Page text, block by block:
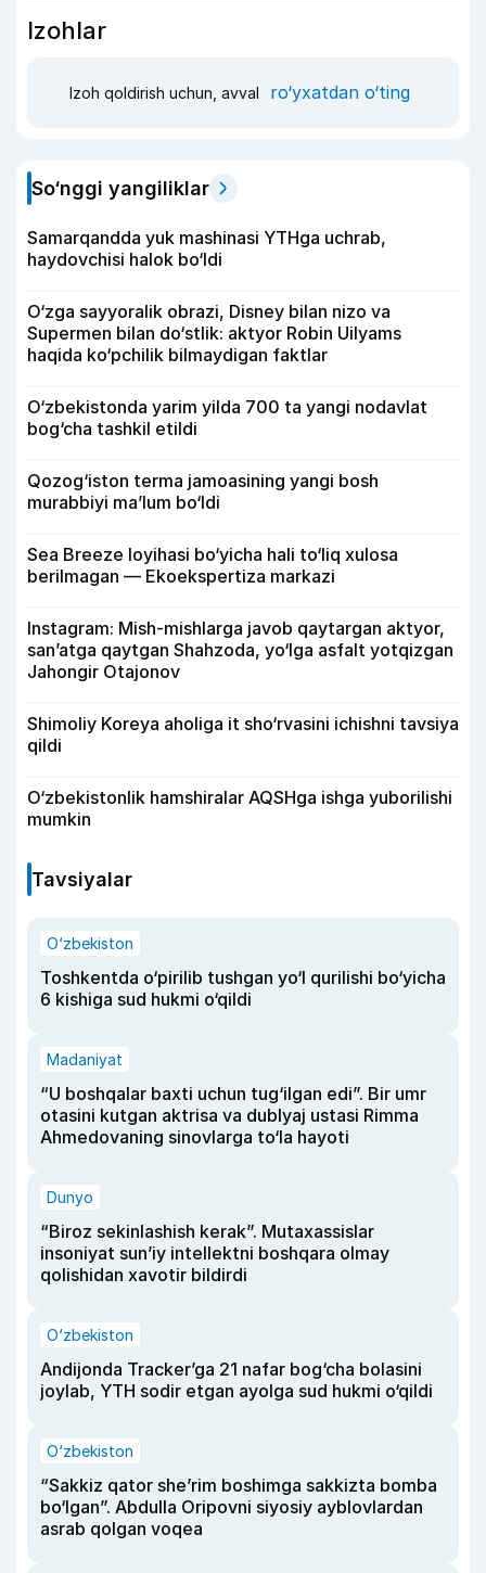
Izohlar
Izoh qoldirish uchun, avval ro‘yxatdan o‘ting
So‘nggi yangiliklar
Samarqandda yuk mashinasi YTHga uchrab,
haydovchisi halok bo‘ldi
O‘zga sayyoralik obrazi, Disney bilan nizo va
Supermen bilan do‘stlik: aktyor Robin Uilyams
haqida ko‘pchilik bilmaydigan faktlar
O‘zbekistonda yarim yilda 700 ta yangi nodavlat
bog‘cha tashkil etildi
Qozog‘iston terma jamoasining yangi bosh
murabbiyi ma’lum bo‘ldi
Sea Breeze loyihasi bo‘yicha hali to‘liq xulosa
berilmagan — Ekoekspertiza markazi
Instagram: Mish-mishlarga javob qaytargan aktyor,
san’atga qaytgan Shahzoda, yo‘lga asfalt yotqizgan
Jahongir Otajonov
Shimoliy Koreya aholiga it sho‘rvasini ichishni tavsiya
qildi
O‘zbekistonlik hamshiralar AQSHga ishga yuborilishi
mumkin
Tavsiyalar
O‘zbekiston
Toshkentda o‘pirilib tushgan yo‘l qurilishi bo‘yicha
6 kishiga sud hukmi o‘qildi
Madaniyat
“U boshqalar baxti uchun tug‘ilgan edi”. Bir umr
otasini kutgan aktrisa va dublyaj ustasi Rimma
Ahmedovaning sinovlarga to‘la hayoti
Dunyo
“Biroz sekinlashish kerak”. Mutaxassislar
insoniyat sun’iy intellektni boshqara olmay
qolishidan xavotir bildirdi
O‘zbekiston
Andijonda Tracker’ga 21 nafar bog‘cha bolasini
joylab, YTH sodir etgan ayolga sud hukmi o‘qildi
O‘zbekiston
“Sakkiz qator she’rim boshimga sakkizta bomba
bo‘lgan”. Abdulla Oripovni siyosiy ayblovlardan
asrab qolgan voqea